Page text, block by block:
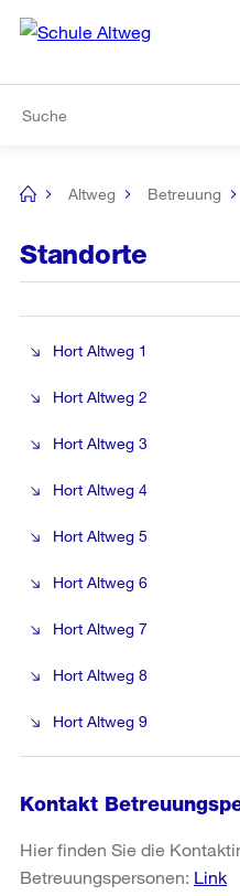
Navigation
[no
Altweg Betreuung
Standorte
Hort Altweg 1
Hort Altweg 2
Hort Altweg 3
Hort Altweg 4
Hort Altweg 5
Hort Altweg 6
Hort Altweg 7
Hort Altweg 8
Hort Altweg 9
Kontakt
Hier finden Sie die
Betreuungspersonen: Link